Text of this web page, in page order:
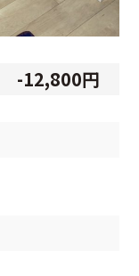
-12,800円